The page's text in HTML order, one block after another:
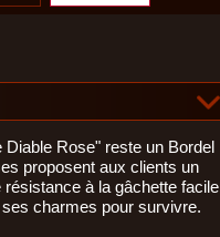
Rose" reste un Bordel
proposent aux clients un
à la gâchette facile
charmes pour survivre.